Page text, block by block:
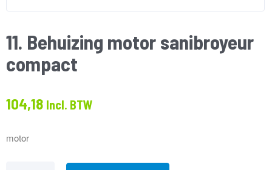
11. Behuizing motor sanibroyeur
compact
104,18 Incl. BTW
motor